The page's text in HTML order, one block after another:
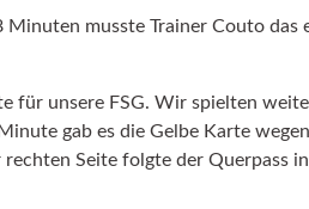
musste Trainer Couto
für unsere FSG. Wir spielten
gab es die Gelbe Karte
Seite folgte der Querpass